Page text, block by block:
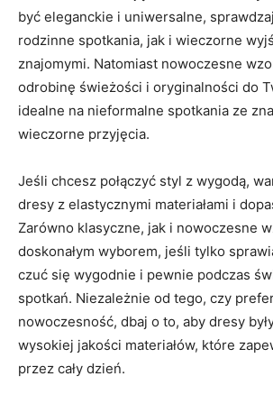
być eleganckie i uniwersalne,
rodzinne spotkania, jak i wieczorne
znajomymi. Natomiast nowoczesne
odrobinę⁣ świeżości i oryginalności do
idealne na nieformalne spotkania ze
wieczorne przyjęcia.
Jeśli chcesz połączyć styl z wygodą,
dresy z elastycznymi materiałami i
Zarówno‍ klasyczne, jak i ⁤nowoczesne
doskonałym wyborem, jeśli tylko
czuć ‌się wygodnie i ​pewnie podczas
spotkań. ⁢Niezależnie od tego,‍ czy
nowoczesność, dbaj o to, aby dresy
wysokiej jakości ⁤materiałów, które
przez cały dzień.